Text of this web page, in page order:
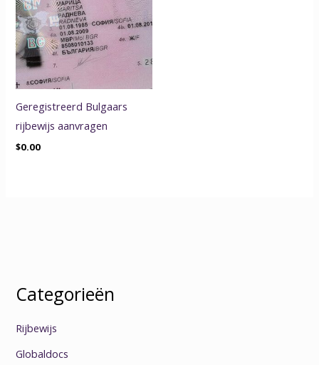
Geregistreerd Bulgaars
rijbewijs aanvragen
$0.00
Categorieën
Rijbewijs
Globaldocs